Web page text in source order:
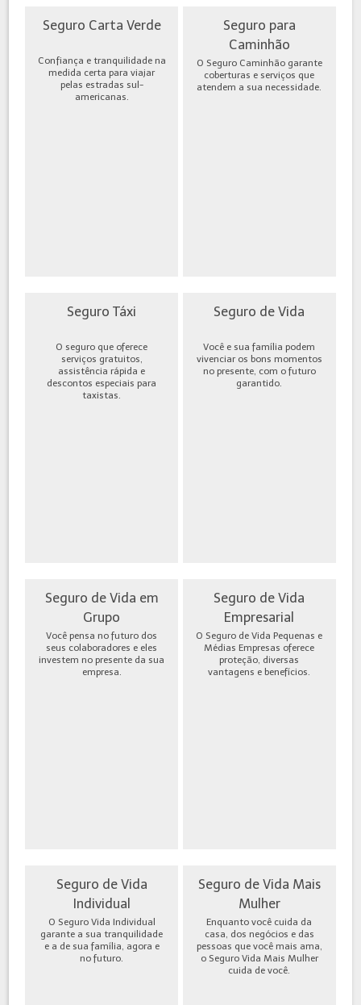
Seguro Carta Verde
Confiança e tranquilidade na
medida certa para viajar
pelas estradas sul-
americanas.
Seguro para
Caminhão
O Seguro Caminhão garante
coberturas e serviços que
atendem a sua necessidade.
Seguro Táxi
O seguro que oferece
serviços gratuitos,
assistência rápida e
descontos especiais para
taxistas.
Seguro de Vida
Você e sua família podem
vivenciar os bons momentos
no presente, com o futuro
garantido.
Seguro de Vida em
Grupo
Você pensa no futuro dos
seus colaboradores e eles
investem no presente da sua
empresa.
Seguro de Vida
Empresarial
O Seguro de Vida Pequenas e
Médias Empresas oferece
proteção, diversas
vantagens e benefícios.
Seguro de Vida
Individual
O Seguro Vida Individual
garante a sua tranquilidade
e a de sua família, agora e
no futuro.
Seguro de Vida Mais
Mulher
Enquanto você cuida da
casa, dos negócios e das
pessoas que você mais ama,
o Seguro Vida Mais Mulher
cuida de você.